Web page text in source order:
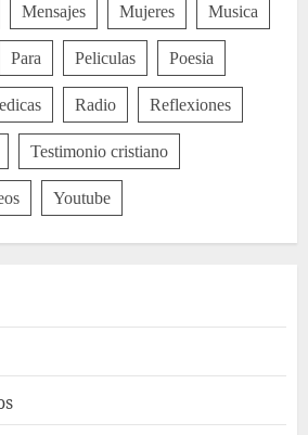
Mensajes Mujeres Musica
Para Peliculas Poesia
Radio Reflexiones
Testimonio cristiano
Youtube